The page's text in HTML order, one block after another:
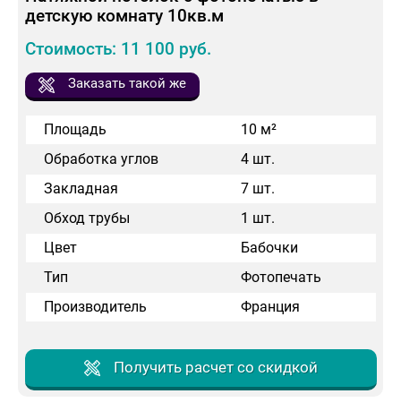
детскую комнату 10кв.м
Стоимость: 11 100 руб.
Заказать такой же
Площадь
10 м²
Обработка углов
4 шт.
Закладная
7 шт.
Обход трубы
1 шт.
Цвет
Бабочки
Тип
Фотопечать
Производитель
Франция
Получить расчет со скидкой